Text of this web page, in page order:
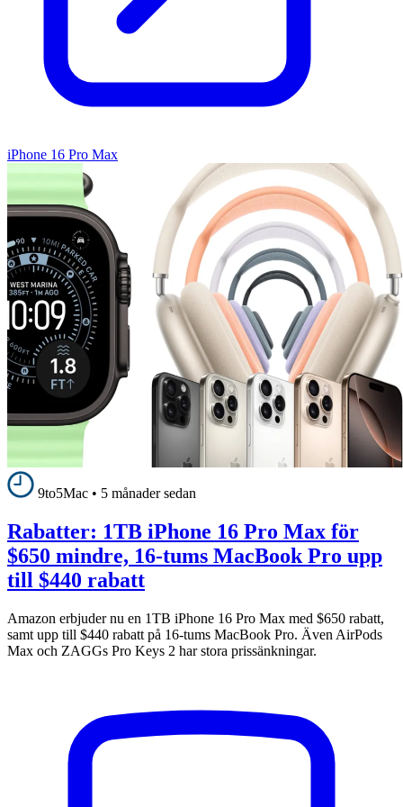
iPhone 16 Pro Max
9to5Mac • 5 månader sedan
Rabatter: 1TB iPhone 16 Pro Max för
$650 mindre, 16-tums MacBook Pro upp
till $440 rabatt
Amazon erbjuder nu en 1TB iPhone 16 Pro Max med $650 rabatt,
samt upp till $440 rabatt på 16-tums MacBook Pro. Även AirPods
Max och ZAGGs Pro Keys 2 har stora prissänkningar.